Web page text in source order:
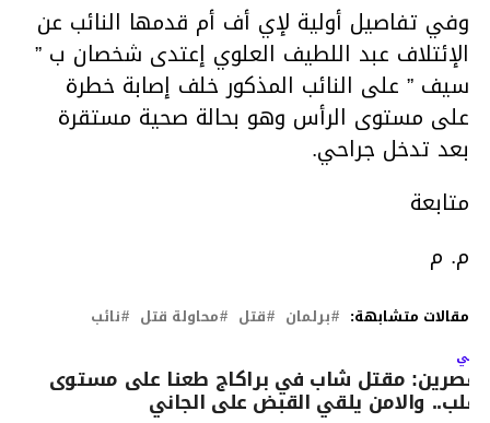
وفي تفاصيل أولية لإي أف أم قدمها النائب عن
الإئتلاف عبد اللطيف العلوي إعتدى شخصان ب ”
سيف ” على النائب المذكور خلف إصابة خطرة
على مستوى الرأس وهو بحالة صحية مستقرة
بعد تدخل جراحي.
متابعة
م. م
مقالات متشابهة: برلمان قتل محاولة قتل نائب
مقتل شاب في براكاج طعنا على مستوى
والامن يلقي القبض على الجاني